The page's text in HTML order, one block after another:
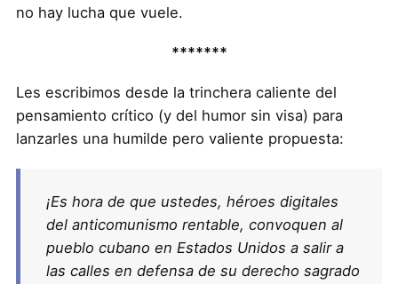
no hay lucha que vuele.
*******
Les escribimos desde la trinchera caliente del
pensamiento crítico (y del humor sin visa) para
lanzarles una humilde pero valiente propuesta:
¡Es hora de que ustedes, héroes digitales
del anticomunismo rentable, convoquen al
pueblo cubano en Estados Unidos a salir a
las calles en defensa de su derecho sagrado